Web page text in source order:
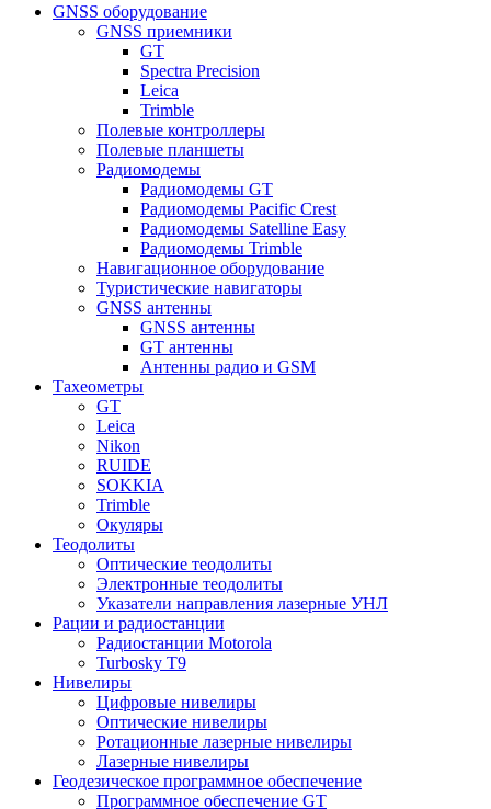
GNSS оборудование
GNSS приемники
GT
Spectra Precision
Leica
Trimble
Полевые контроллеры
Полевые планшеты
Радиомодемы
Радиомодемы GT
Радиомодемы Pacific Crest
Радиомодемы Satelline Easy
Радиомодемы Trimble
Навигационное оборудование
Туристические навигаторы
GNSS антенны
GNSS антенны
GT антенны
Антенны радио и GSM
Тахеометры
GT
Leica
Nikon
RUIDE
SOKKIA
Trimble
Окуляры
Теодолиты
Оптические теодолиты
Электронные теодолиты
Указатели направления лазерные УНЛ
Рации и радиостанции
Радиостанции Motorola
Turbosky T9
Нивелиры
Цифровые нивелиры
Оптические нивелиры
Ротационные лазерные нивелиры
Лазерные нивелиры
Геодезическое программное обеспечение
Программное обеспечение GT